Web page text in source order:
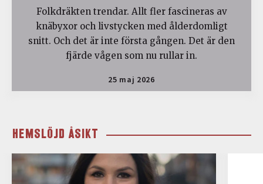
Folkdräkten trendar. Allt fler fascineras av
knäbyxor och livstycken med ålderdomligt
snitt. Och det är inte första gången. Det är den
fjärde vågen som nu rullar in.
25 maj 2026
HEMSLÖJD ÅSIKT